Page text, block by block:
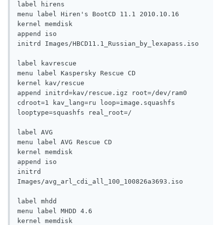
label hirens
menu label Hiren's BootCD 11.1 2010.10.16
kernel memdisk
append iso
initrd Images/HBCD11.1_Russian_by_lexapass.iso
label kavrescue
menu label Kaspersky Rescue CD
kernel kav/rescue
append initrd=kav/rescue.igz root=/dev/ram0
cdroot=1 kav_lang=ru loop=image.squashfs
looptype=squashfs real_root=/
label AVG
menu label AVG Rescue CD
kernel memdisk
append iso
initrd
Images/avg_arl_cdi_all_100_100826a3693.iso
label mhdd
menu label MHDD 4.6
kernel memdisk